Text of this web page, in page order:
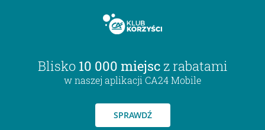
Blisko 10 000 miejsc z rabatami
w naszej aplikacji CA24 Mobile
SPRAWDŹ